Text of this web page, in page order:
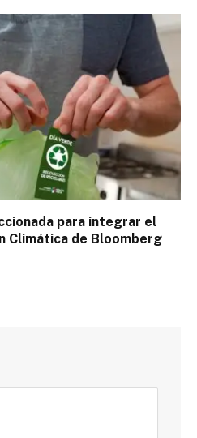
para integrar el
Climática de Bloomberg